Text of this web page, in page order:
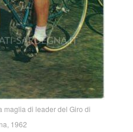
maglia di leader del Giro di
1962